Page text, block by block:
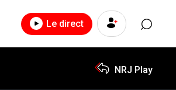
Le direct
NRJ Play